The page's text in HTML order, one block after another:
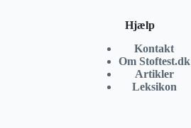
Hjælp
Kontakt
Om Stoftest.dk
Artikler
Leksikon